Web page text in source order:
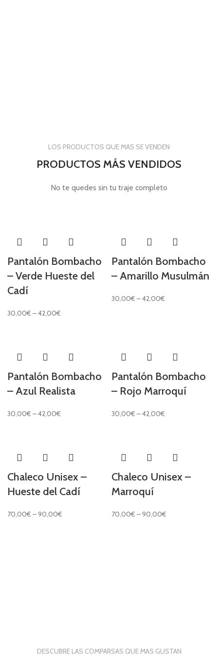
LOS PRODUCTOS QUE MAS SE VENDEN
PRODUCTOS MÁS VENDIDOS
No te quedes sin tu traje completo
Pantalón Bombacho
– Verde Hueste del
Cadí
30,00€ –42,00€
Pantalón Bombacho
– Amarillo Musulmán
30,00€ –42,00€
Pantalón Bombacho
– Azul Realista
30,00€ –42,00€
Pantalón Bombacho
– Rojo Marroquí
30,00€ –42,00€
Chaleco Unisex –
Hueste del Cadí
70,00€ –90,00€
Chaleco Unisex –
Marroquí
70,00€ –90,00€
DESCUBRE LAS COMPARSAS QUE MAS GUSTAN